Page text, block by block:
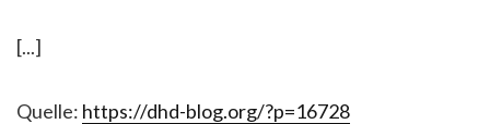
[...]
Quelle: https://dhd-blog.org/?p=16728